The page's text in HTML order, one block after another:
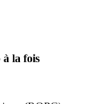
la fois